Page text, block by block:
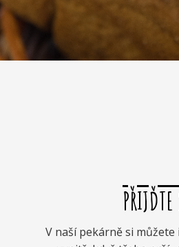
V naší pekárně si